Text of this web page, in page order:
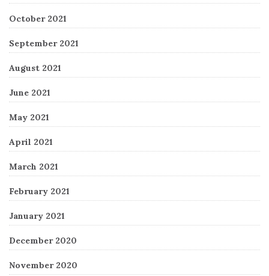
October 2021
September 2021
August 2021
June 2021
May 2021
April 2021
March 2021
February 2021
January 2021
December 2020
November 2020